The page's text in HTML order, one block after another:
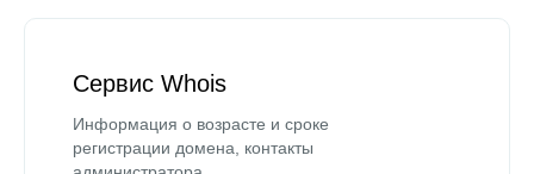
Сервис Whois
Информация о возрасте и сроке
регистрации домена, контакты